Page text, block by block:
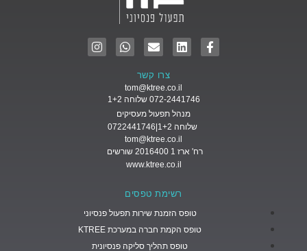
צרו קשר
tom@ktree.co.il
072-2441746 שלוחה 1+2
מנהל תפעול מעסיקים
שלוחה 1+2|0722441746
tom@ktree.co.il
רח' ארז 1 2016400 שורשים
www.ktree.co.il
רשימת טפסים
טופס הזמנת שירות תפעול פנסיוני
טופס הקמת חברה במערכת KTREE
טופס תהליך סליקה פנסיונית